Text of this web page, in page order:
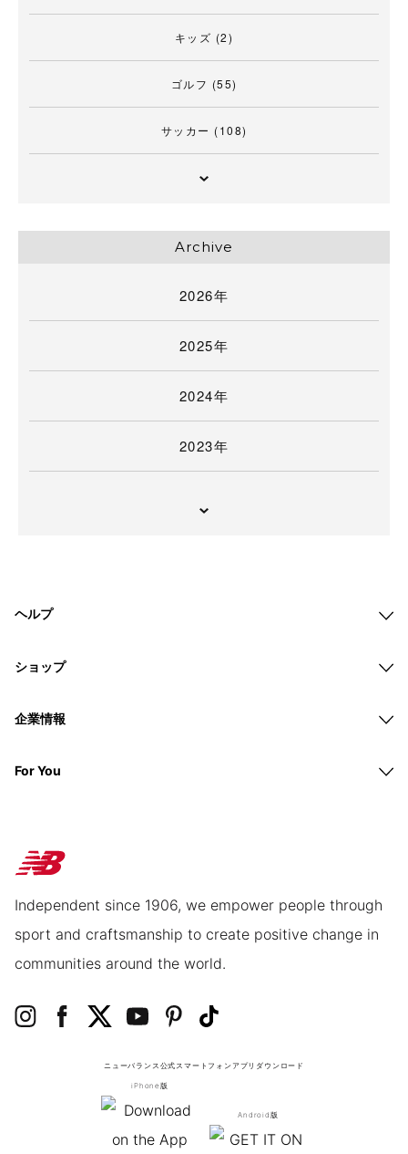
キッズ (2)
ゴルフ (55)
サッカー (108)
Archive
2026年
2025年
2024年
2023年
ヘルプ
ショップ
企業情報
For You
Independent since 1906, we empower people through
sport and craftsmanship to create positive change in
communities around the world.
ニューバランス公式スマートフォンアプリ ダウンロード
iPhone版
Android版